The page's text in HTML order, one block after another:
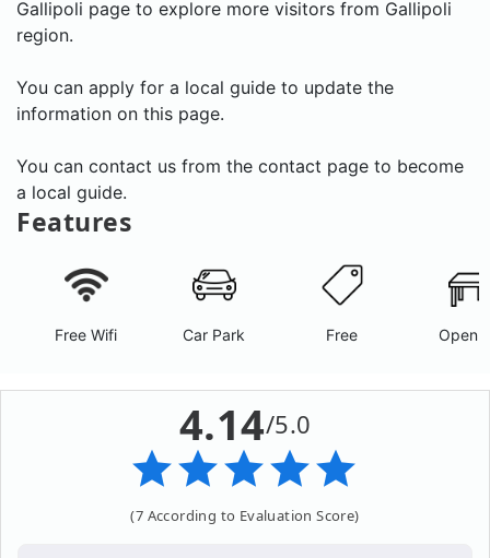
Gallipoli page to explore more visitors from Gallipoli
region.
You can apply for a local guide to update the
information on this page.
You can contact us from the contact page to become
a local guide.
Features
Free Wifi Car Park Free Open
4.14/5.0
(7 According to Evaluation Score)